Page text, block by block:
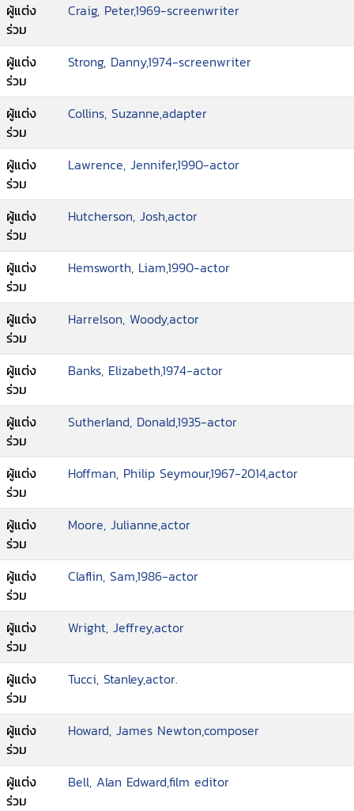
ผู้แต่ง
ร่วม
Craig, Peter,1969-screenwriter
ผู้แต่ง
ร่วม
Strong, Danny,1974-screenwriter
ผู้แต่ง
ร่วม
Collins, Suzanne,adapter
ผู้แต่ง
ร่วม
Lawrence, Jennifer,1990-actor
ผู้แต่ง
ร่วม
Hutcherson, Josh,actor
ผู้แต่ง
ร่วม
Hemsworth, Liam,1990-actor
ผู้แต่ง
ร่วม
Harrelson, Woody,actor
ผู้แต่ง
ร่วม
Banks, Elizabeth,1974-actor
ผู้แต่ง
ร่วม
Sutherland, Donald,1935-actor
ผู้แต่ง
ร่วม
Hoffman, Philip Seymour,1967-2014,actor
ผู้แต่ง
ร่วม
Moore, Julianne,actor
ผู้แต่ง
ร่วม
Claflin, Sam,1986-actor
ผู้แต่ง
ร่วม
Wright, Jeffrey,actor
ผู้แต่ง
ร่วม
Tucci, Stanley,actor.
ผู้แต่ง
ร่วม
Howard, James Newton,composer
ผู้แต่ง
ร่วม
Bell, Alan Edward,film editor